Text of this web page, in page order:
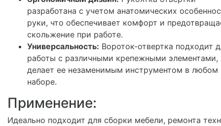
разработана с учетом анатомических
руки, что обеспечивает комфорт и
скольжение при работе.
Универсальность: Вороток-отвертка подходит
работы с различными крепежными элементами,
делает ее незаменимым инструментом в любом
наборе.
Применение:
Идеально подходит для сборки мебели, ремонта